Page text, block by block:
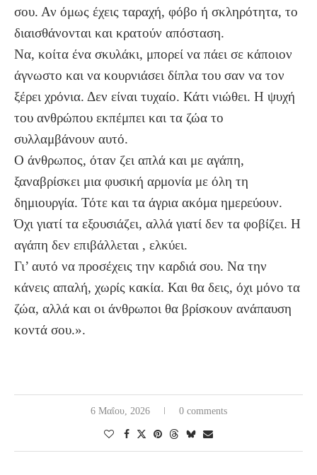
σου. Αν όμως έχεις ταραχή, φόβο ή σκληρότητα, το
διαισθάνονται και κρατούν απόσταση.
Να, κοίτα ένα σκυλάκι, μπορεί να πάει σε κάποιον
άγνωστο και να κουρνιάσει δίπλα του σαν να τον
ξέρει χρόνια. Δεν είναι τυχαίο. Κάτι νιώθει. Η ψυχή
του ανθρώπου εκπέμπει και τα ζώα το
συλλαμβάνουν αυτό.
Ο άνθρωπος, όταν ζει απλά και με αγάπη,
ξαναβρίσκει μια φυσική αρμονία με όλη τη
δημιουργία. Τότε και τα άγρια ακόμα ημερεύουν.
Όχι γιατί τα εξουσιάζει, αλλά γιατί δεν τα φοβίζει. Η
αγάπη δεν επιβάλλεται , ελκύει.
Γι’ αυτό να προσέχεις την καρδιά σου. Να την
κάνεις απαλή, χωρίς κακία. Και θα δεις, όχι μόνο τα
ζώα, αλλά και οι άνθρωποι θα βρίσκουν ανάπαυση
κοντά σου.».
6 Μαΐου, 2026 0 comments